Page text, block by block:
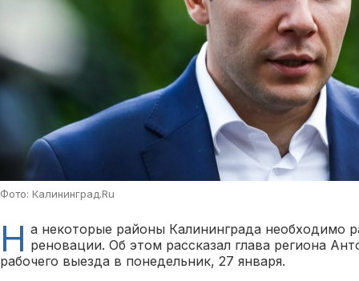
Фото: Калининград.Ru
Н а некоторые районы Калининграда необходимо
реновации. Об этом рассказал глава региона
рабочего выезда в понедельник, 27 января.